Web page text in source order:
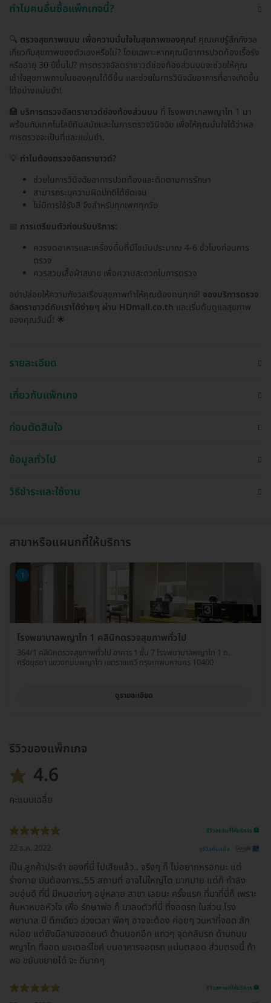
ทำไมคนอื่นซื้อแพ็กเกจนี้?
🔍 ตรวจสุขภาพแบบ เพื่อความมั่นใจในสุขภาพของคุณ! คุณเคยรู้สึกกังวล
เกี่ยวกับสุขภาพของตัวเองหรือไม่? โดยเฉพาะหากคุณมีอาการปวดท้องเรื้อรัง
หรืออายุ 30 ปีขึ้นไป? การตรวจอัลตราซาวด์ช่องท้องส่วนบนจะช่วยให้คุณ
เข้าใจสุขภาพภายในของคุณได้ดีขึ้น และช่วยในการวินิจฉัยอาการที่อาจเกิดขึ้น
ได้อย่างแม่นยำ!
🏥 บริการตรวจอัลตราซาวด์ช่องท้องส่วนบน ที่ โรงพยาบาลพญาไท 1 มา
พร้อมกับเทคโนโลยีทันสมัยและในการตรวจวินิจฉัย เพื่อให้คุณมั่นใจได้ว่าผล
การตรวจจะเป็นที่และแม่นยำ.
💡 ทำไมต้องตรวจอัลตราซาวด์?
ช่วยในการวินิจฉัยอาการปวดท้องและติดตามการรักษา
สามารถระบุความผิดปกติได้ชัดเจน
ไม่มีการใช้รังสี จึงสำหรับทุกเพศทุกวัย
📅 การเตรียมตัวก่อนรับบริการ:
ควรงดอาหารและเครื่องดื่มที่มีไขมันประมาณ 4-6 ชั่วโมงก่อนการ
ตรวจ
ควรสวมเสื้อผ้าสบาย เพื่อความสะดวกในการตรวจ
อย่าปล่อยให้ความกังวลเรื่องสุขภาพทำให้คุณต้องทนทุกข์! จองบริการตรวจ
อัลตราซาวด์กับเราได้ง่ายๆ ผ่าน HDmall.co.th และเริ่มต้นดูแลสุขภาพ
ของคุณวันนี้! 🌟
รายละเอียด
เกี่ยวกับแพ็กเกจ
ก่อนตัดสินใจ
ข้อมูลทั่วไป
วิธีชำระและใช้งาน
สาขาหรือแผนกที่ให้บริการ
1
โรงพยาบาลพญาไท 1 คลินิกตรวจสุขภาพทั่วไป
364/1 คลินิกตรวจสุขภาพทั่วไป อาคาร 1 ชั้น 7 โรงพยาบาลพญาไท 1 ถ.
ศรีอยุธยา แขวงถนนพญาไท เขตราชเทวี กรุงเทพมหานคร 10400
ดูรายละเอียด
รีวิวของแพ็กเกจ
4.6
คะแนนเฉลี่ย
รีวิวสถานที่ให้บริการ 🏥
22 ธ.ค. 2022 ดูรีวิวต้นฉบับ
เป็น ลูกค้าประจำ ของที่นี่ ไปเสียแล้ว.. จริงๆ ก็ ไม่อยากหรอกนะ แต่
ร่างกาย มันต้องการ..55 สถานที่ อาจไม่ใหญ่โต มากมาย แต่ก็ กำลัง
อบอุ่นดี ที่นี่ มีหมอเก่งๆ อยู่หลาย สาขา เลยนะ ครั้งแรก ที่มาที่นี่ก็ เพราะ
ค้นหาหมอหัวใจ เพื่อ รักษาพ่อ ก็ มาลงตัวที่นี่ ที่จอดรถ ในส่วน โรง
พยาบาล มี ตึกเดียว ช่วงเวลา พีคๆ อาจจะต้อง ค่อยๆ วนหาที่จอด สัก
หน่อย แต่ยังมีลานจอดยนต์ ด้านนอกอีก แถวๆ จุดกลับรถ ด้านถนน
พญาไท ที่จอด มอเตอร์ไซค์ บนอาคารจอดรถ แน่นตลอด ส่วนตรงนี้ ถ้า
พอ ขยับขยายได้ จะ ดีมากๆ
รีวิวสถานที่ให้บริการ 🏥